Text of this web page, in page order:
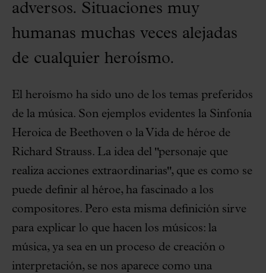
adversos. Situaciones muy
humanas muchas veces alejadas
de cualquier heroísmo.
El heroísmo ha sido uno de los temas preferidos
de la música. Son ejemplos evidentes la Sinfonía
Heroica de Beethoven o la Vida de héroe de
Richard Strauss. La idea del "personaje que
realiza acciones extraordinarias", que es como se
puede definir al héroe, ha fascinado a los
compositores. Pero esta misma definición sirve
para explicar lo que hacen los músicos: la
música, ya sea en un proceso de creación o
interpretación, se nos aparece como una